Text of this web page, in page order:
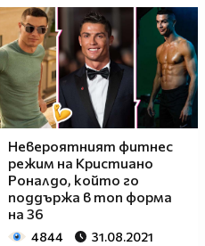
Невероятният фитнес
режим на Кристиано
Роналдо, който го
поддържа в топ форма
на 36
4844 31.08.2021